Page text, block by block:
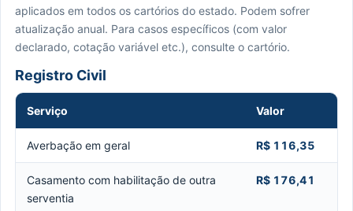
aplicados em todos os cartórios do estado. Podem sofrer
atualização anual. Para casos específicos (com valor
declarado, cotação variável etc.), consulte o cartório.
Registro Civil
Serviço Valor
Averbação em geral R$ 116,35
Casamento com habilitação de outra
serventia
R$ 176,41